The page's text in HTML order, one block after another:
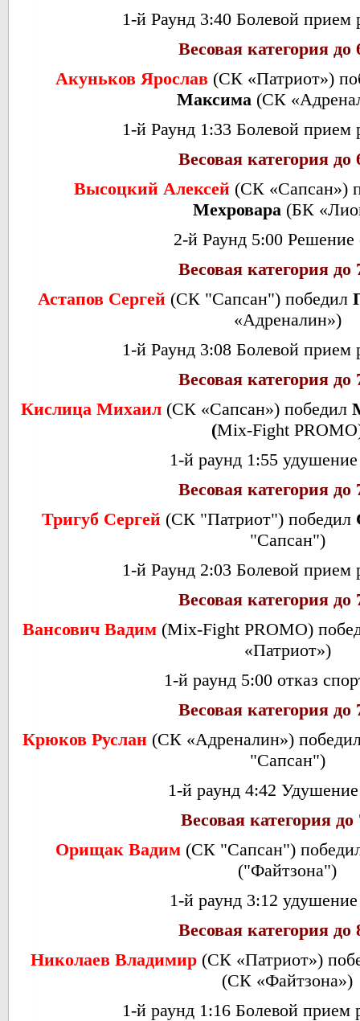
1-й Раунд 3:40 Болевой прием
Весовая категория до
Акуньков Ярослав (СК «Патриот»)
Максима (СК
1-й Раунд 1:33 Болевой прием
Весовая категория до
Высоцкий Алексей (СК «Сапсан»)
Мехровара (БК
2-й Раунд 5:00 Решение
Весовая категория до
Астапов Сергей (СК "Сапсан") победил
«Адреналин»)
1-й Раунд 3:08 Болевой прием
Весовая категория до
Кислица Михаил (СК «Сапсан») победил
(Mix-Fight
1-й раунд 1:55
Весовая категория до
Тригуб Сергей (СК "Патриот") победил
"Сапсан")
1-й Раунд 2:03 Болевой прием
Весовая категория до
Вансович Вадим (Mix-Fight PROMO)
«Патриот»)
1-й раунд 5:00 отказ
Весовая категория до
Крюков Руслан (СК «Адреналин»)
"Сапсан")
1-й раунд 4:42
Весовая категория до
Орищак Вадим (СК "Сапсан")
("Файтзона")
1-й раунд 3:12
Весовая категория до
Николаев Владимир (СК «Патриот»)
(СК «Файтзона»)
1-й раунд 1:16 Болевой прием